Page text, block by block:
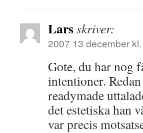
Larsskriver:
2007 13 december
Gote, du har nog
intentioner.
readymade
det estetiska han
var precis